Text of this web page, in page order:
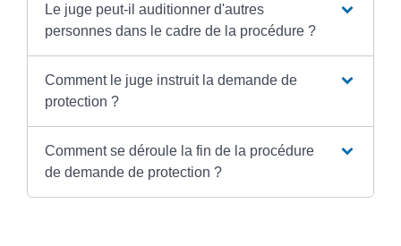
Le juge peut-il auditionner d'autres
personnes dans le cadre de la procédure ?
Comment le juge instruit la demande de
protection ?
Comment se déroule la fin de la procédure
de demande de protection ?